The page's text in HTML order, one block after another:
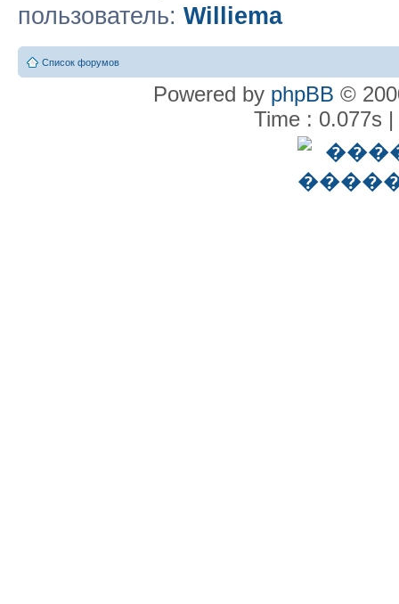
пользователь: Williema
Список форумов
Powered by phpBB ©
Time : 0.077s